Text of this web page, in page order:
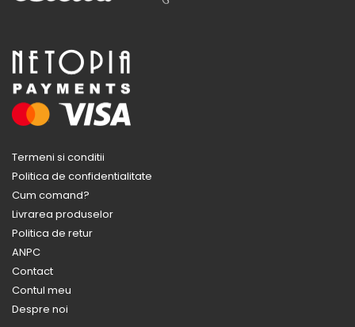
Termeni si conditii
Politica de confidentialitate
Cum comand?
Livrarea produselor
Politica de retur
ANPC
Contact
Contul meu
Despre noi